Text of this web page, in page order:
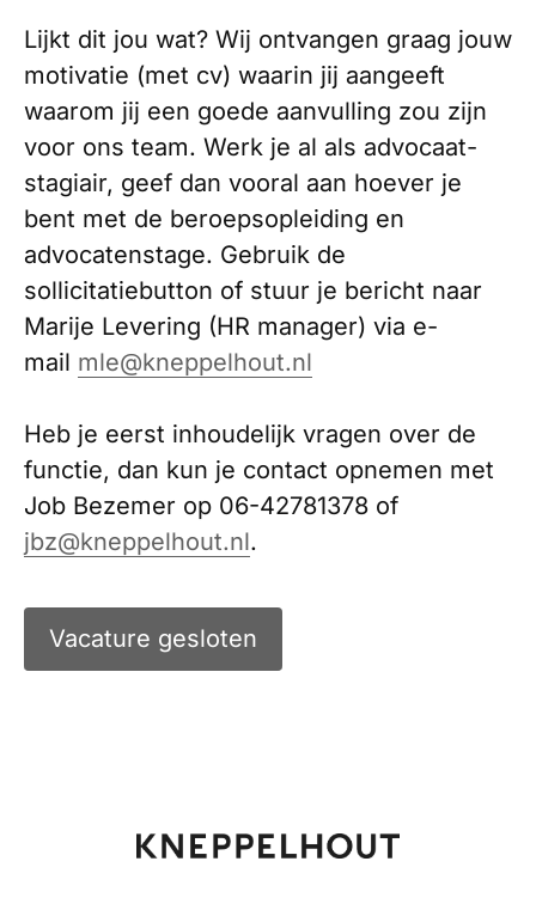
Lijkt dit jou wat? Wij ontvangen graag jouw
motivatie (met cv) waarin jij aangeeft
waarom jij een goede aanvulling zou zijn
voor ons team. Werk je al als advocaat-
stagiair, geef dan vooral aan hoever je
bent met de beroepsopleiding en
advocatenstage. Gebruik de
sollicitatiebutton of stuur je bericht naar
Marije Levering (HR manager) via e-
mail mle@kneppelhout.nl
Heb je eerst inhoudelijk vragen over de
functie, dan kun je contact opnemen met
Job Bezemer op 06-42781378 of
jbz@kneppelhout.nl.
Vacature gesloten